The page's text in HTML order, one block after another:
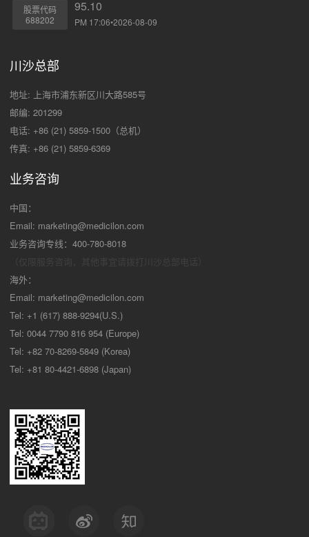
股票代码
688202
95.10
PM 17:06•2026-08-09
川沙总部
地址: 上海市浦东新区川大路585号
邮编: 201299
电话: +86 (21) 5859-1500（总机）
传真: +86 (21) 5859-6369
业务咨询
中国：
Email: marketing@medicilon.com
业务咨询专线：400-780-8018
海外：
Email: marketing@medicilon.com
Tel: +1 (617) 888-9294(U.S.)
Tel: 0044 7790 816 954 (Europe)
Tel: +82 70-8269-5849 (Korea)
Tel: +81 80-4421-6898 (Japan)